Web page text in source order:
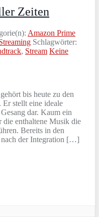
Zeiten
Amazon Prime
Schlagwörter:
, Stream Keine
bis heute zu den
Er stellt eine ideale
dar. Kaum ein
die enthaltene Musik die
Bereits in den
nach der Integration […]